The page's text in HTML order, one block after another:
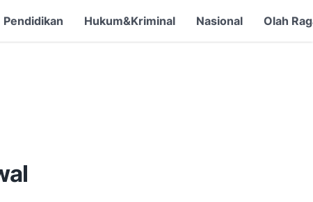
Pendidikan Hukum&Kriminal Nasional Olah